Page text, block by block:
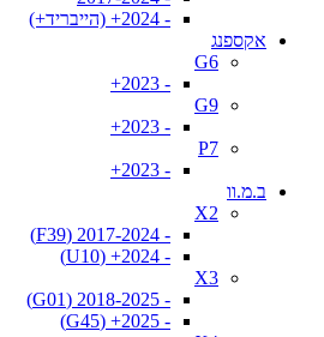
- 2024+ (הייבריד+)
אקספנג
G6
- 2023+
G9
- 2023+
P7
- 2023+
ב.מ.וו
X2
- 2017-2024 (F39)
- 2024+ (U10)
X3
- 2018-2025 (G01)
- 2025+ (G45)